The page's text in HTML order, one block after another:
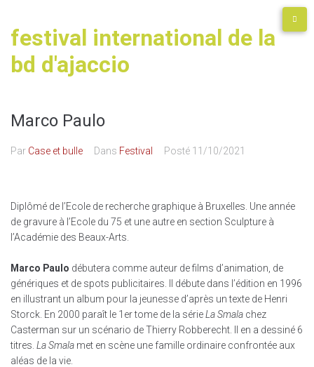
festival international de la
bd d'ajaccio
Marco Paulo
Par Case et bulle Dans Festival Posté 11/10/2021
Diplômé de l’Ecole de recherche graphique à Bruxelles. Une année
de gravure à l’Ecole du 75 et une autre en section Sculpture à
l’Académie des Beaux-Arts.
Marco Paulo débutera comme auteur de films d’animation, de
génériques et de spots publicitaires. Il débute dans l’édition en 1996
en illustrant un album pour la jeunesse d’après un texte de Henri
Storck. En 2000 paraît le 1er tome de la sérieLa Smala chez
Casterman sur un scénario de Thierry Robberecht. Il en a dessiné 6
titres. La Smala met en scène une famille ordinaire confrontée aux
aléas de la vie.